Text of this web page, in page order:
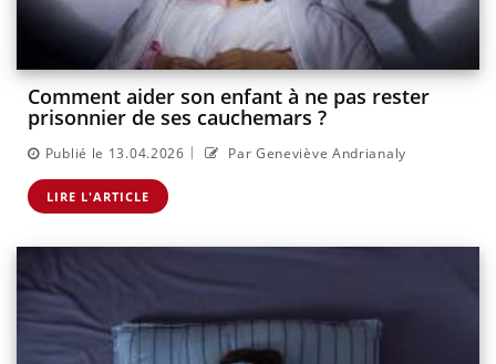
Comment aider son enfant à ne pas rester
prisonnier de ses cauchemars ?
Publié le 13.04.2026 | Par Geneviève Andrianaly
LIRE L'ARTICLE